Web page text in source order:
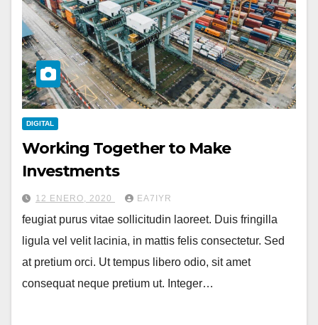
DIGITAL
Working Together to Make
Investments
12 ENERO, 2020 EA7IYR
feugiat purus vitae sollicitudin laoreet. Duis fringilla
ligula vel velit lacinia, in mattis felis consectetur. Sed
at pretium orci. Ut tempus libero odio, sit amet
consequat neque pretium ut. Integer…